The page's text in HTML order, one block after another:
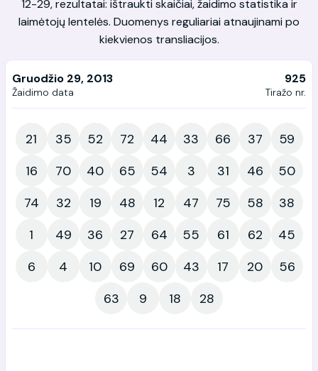
12-29, rezultatai: ištraukti skaičiai, žaidimo statistika ir
laimėtojų lentelės. Duomenys reguliariai atnaujinami po
kiekvienos transliacijos.
Gruodžio 29, 2013
Žaidimo data
925
Tiražo nr.
21 35 52 72 44 33 66 37
59
16
70 40 65 54 3 31 46
50
74
32 19 48 12 47 75 58
38
1
49 36 27 64 55 61 62
45
6
4 10 69 60 43 17 20
56
63
9 18 28